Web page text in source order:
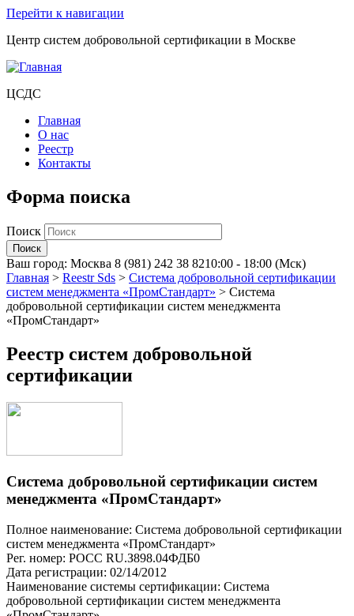
Перейти к навигации
Центр систем добровольной сертификации в Москве
ЦСДС
Главная
О нас
Реестр
Контакты
Форма поиска
Поиск
Ваш город: Москва 8 (981) 242 38 8210:00 - 18:00 (Мск)
Главная > Reestr Sds > Система добровольной сертификации
систем менеджмента «ПромСтандарт» > Система
добровольной сертификации систем менеджмента
«ПромСтандарт»
Реестр систем добровольной
сертификации
Система добровольной сертификации систем
менеджмента «ПромСтандарт»
Полное наименование: Система добровольной сертификации
систем менеджмента «ПромСтандарт»
Рег. номер: РОСС RU.З898.04ФДБ0
Дата регистрации: 02/14/2012
Наименование системы сертификации: Система
добровольной сертификации систем менеджмента